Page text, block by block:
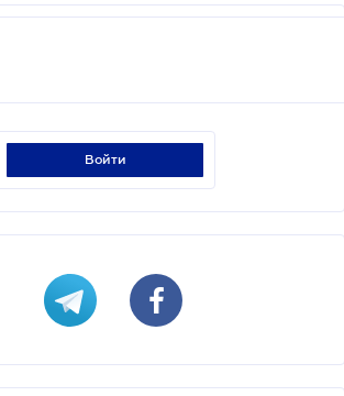
войти